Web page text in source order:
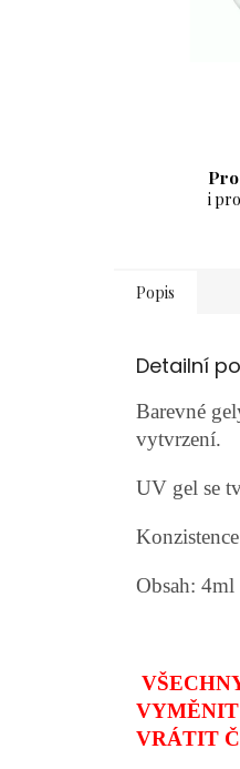
i
Popis
Detailní
Barevné
vytvrzení.
UV gel se
Obsah: 4ml
VYMĚNIT
VRÁTIT